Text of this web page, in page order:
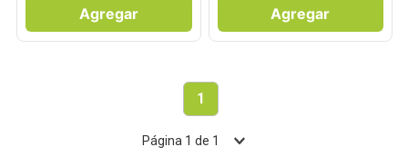
Agregar Agregar
1
Página 1 de 1